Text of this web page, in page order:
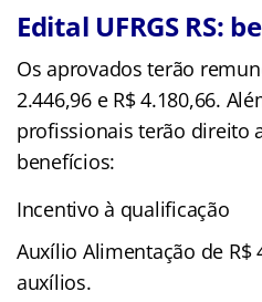
Edital UFRGS RS:
Os aprovados terão
2.446,96 e R$ 4.180,66.
profissionais terão direito
benefícios:
Incentivo à qualificação
Auxílio Alimentação de R$
auxílios.